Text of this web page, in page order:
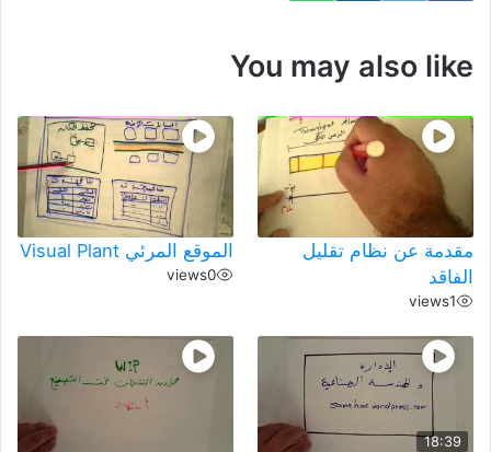
You may also like
مقدمة عن نظام تقليل
الفاقد
1
views
الموقع المرئي Visual Plant
0
views
18:39